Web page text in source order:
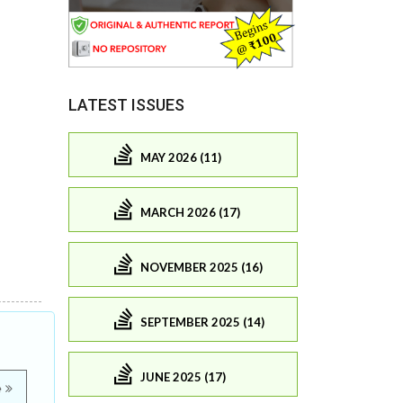
LATEST ISSUES
MAY 2026 (11)
MARCH 2026 (17)
NOVEMBER 2025 (16)
SEPTEMBER 2025 (14)
JUNE 2025 (17)